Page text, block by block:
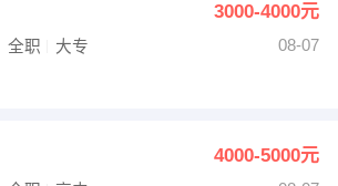
3000-4000元
全职 大专
08-07
4000-5000元